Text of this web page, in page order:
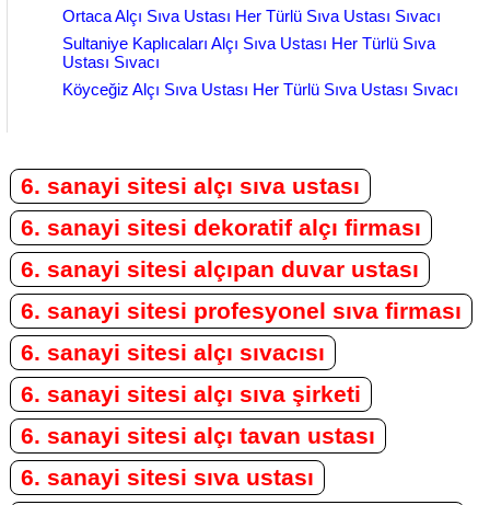
Ortaca Alçı Sıva Ustası Her Türlü Sıva Ustası Sıvacı
Sultaniye Kaplıcaları Alçı Sıva Ustası Her Türlü Sıva
Ustası Sıvacı
Köyceğiz Alçı Sıva Ustası Her Türlü Sıva Ustası Sıvacı
6. sanayi sitesi alçı sıva ustası
6. sanayi sitesi dekoratif alçı firması
6. sanayi sitesi alçıpan duvar ustası
6. sanayi sitesi profesyonel sıva firması
6. sanayi sitesi alçı sıvacısı
6. sanayi sitesi alçı sıva şirketi
6. sanayi sitesi alçı tavan ustası
6. sanayi sitesi sıva ustası